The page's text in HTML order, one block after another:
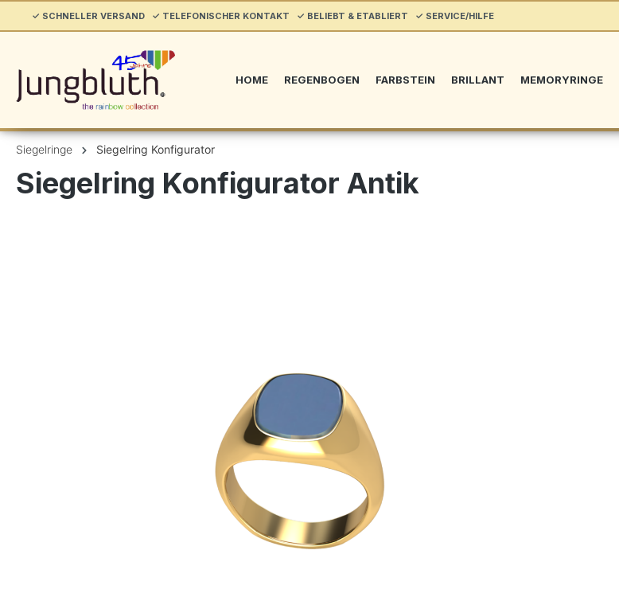
Zur Hauptnavigation springen
✓ SCHNELLER VERSAND ✓ TELEFONISCHER KONTAKT ✓ BELIEBT & ETABLIERT ✓ SERVICE/HILFE
HOME REGENBOGEN FARBSTEIN BRILLANT MEMORYRINGE
Siegelringe Siegelring Konfigurator
Siegelring Konfigurator Antik